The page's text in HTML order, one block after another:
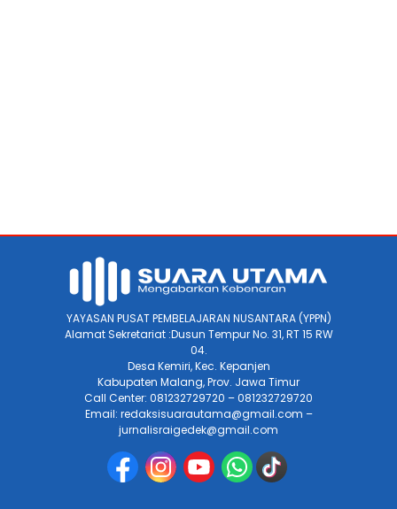
YAYASAN PUSAT PEMBELAJARAN NUSANTARA (YPPN)
Alamat Sekretariat :Dusun Tempur No. 31, RT 15 RW
04.
Desa Kemiri, Kec. Kepanjen
Kabupaten Malang, Prov. Jawa Timur
Call Center: 081232729720 – 081232729720
Email: redaksisuarautama@gmail.com –
jurnalisraigedek@gmail.com